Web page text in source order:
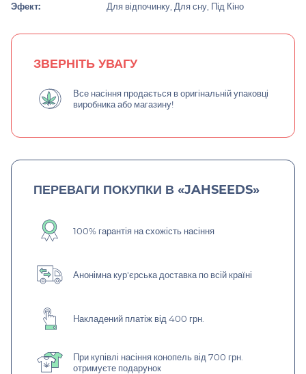
Эфект:
Для відпочинку, Для сну, Під Кіно
ЗВЕРНІТЬ УВАГУ
Все насіння продається в оригінальній упаковці
виробника або магазину!
ПЕРЕВАГИ ПОКУПКИ В «JAHSEEDS»
100% гарантія на схожість насіння
Анонімна кур'єрська доставка по всій країні
Накладений платіж від 400 грн.
При купівлі насіння конопель від 700 грн.
отримуєте подарунок